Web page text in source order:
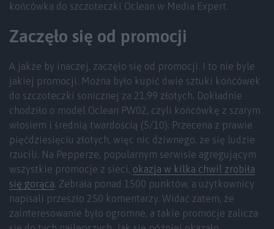
końcówka do szczoteczki Oclean w Media Expert.
Zaczęło się od promocji
A jakże by inaczej, zaczęło się od promocji. I to nie byle
jakiej promocji. Można było kupić dwie sztuki końcówek
do szczoteczki sonicznej za 21,99 złotych. Dokładnie
chodziło o model Oclean PW02, czyli końcówkę z szarym
włosiem i średnią twardością (5/10). Przecena z prawie
pięćdziesięciu złotych, więc nic dziwnego, że się ludzie
rzucili. Na Pepperze, popularnym serwisie agregującym
wszystkie promocje z sieci, okazja w kilka chwil zrobiła
się gorąca. Zebrała ponad 1500 punktów, a użytkownicy
napisali przeszło 250 komentarzy. Widać zatem, że
zainteresowanie było ogromne, a takie promocje zalicza